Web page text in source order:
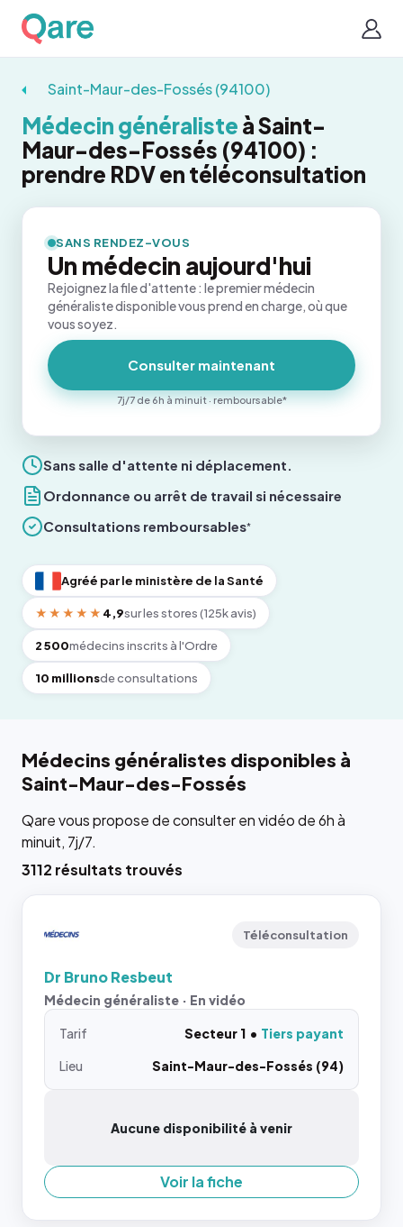
Saint-Maur-des-Fossés (94100)
Médecin généraliste à Saint-
Maur-des-Fossés (94100) :
prendre RDV en téléconsultation
Sans salle d'attente ni déplacement.
Ordonnance ou arrêt de travail si nécessaire
Consultations remboursables*
Agréé par le ministère de la Santé
★★★★★ 4,9sur les stores (125k avis)
2 500médecins inscrits à l'Ordre
10 millionsde consultations
SANS RENDEZ-VOUS
Un médecin aujourd'hui
Rejoignez la file d'attente : le premier médecin
généraliste disponible vous prend en charge, où que
vous soyez.
Consulter maintenant
7j/7 de 6h à minuit · remboursable*
Médecins généralistes disponibles à
Saint-Maur-des-Fossés
Qare vous propose de consulter en vidéo de 6h à
minuit, 7j/7.
3112 résultats trouvés
Téléconsultation
Dr Bruno Resbeut
Médecin généraliste · En vidéo
Tarif Secteur 1
Tiers payant
Lieu
Saint-Maur-des-Fossés (94)
Aucune disponibilité à venir
Voir la fiche